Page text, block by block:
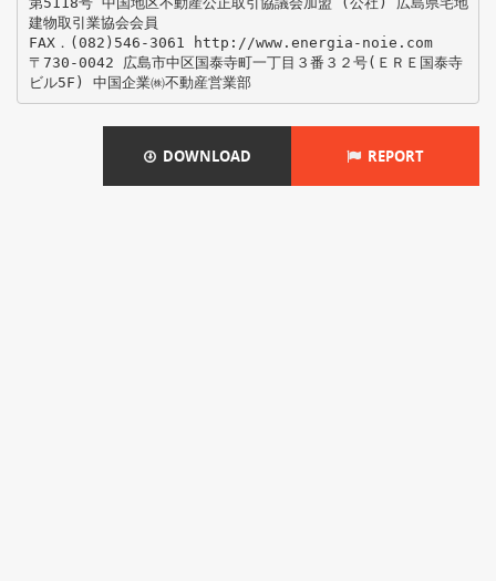
建物取引業協会会員
FAX．(082)546-3061 http://www.energia-noie.com
〒730-0042 広島市中区国泰寺町一丁目３番３２号(ＥＲＥ国泰寺
ビル5F) 中国企業㈱不動産営業部
DOWNLOAD REPORT